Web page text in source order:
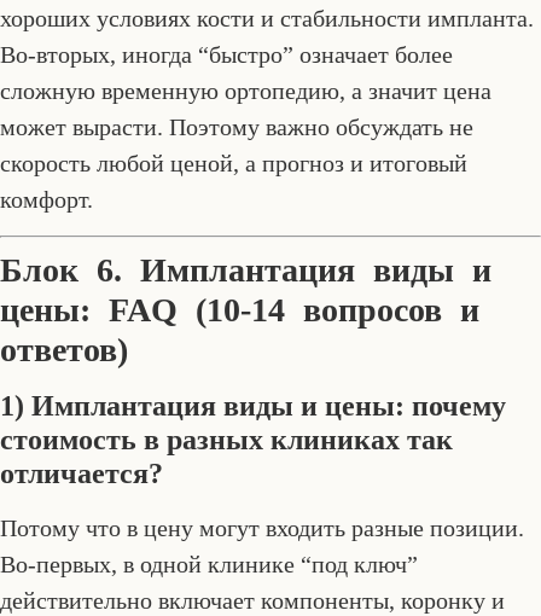
хороших условиях кости и стабильности импланта.
Во-вторых, иногда “быстро” означает более
сложную временную ортопедию, а значит цена
может вырасти. Поэтому важно обсуждать не
скорость любой ценой, а прогноз и итоговый
комфорт.
Блок 6. Имплантация виды и
цены: FAQ (10-14 вопросов и
ответов)
1) Имплантация виды и цены: почему
стоимость в разных клиниках так
отличается?
Потому что в цену могут входить разные позиции.
Во-первых, в одной клинике “под ключ”
действительно включает компоненты, коронку и